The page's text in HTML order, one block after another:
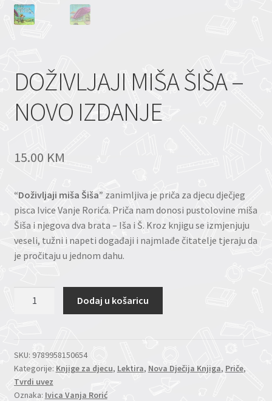
DOŽIVLJAJI MIŠA ŠIŠA –
NOVO IZDANJE
15.00 KM
“Doživljaji miša Šiša” zanimljiva je priča za djecu dječjeg
pisca Ivice Vanje Rorića. Priča nam donosi pustolovine miša
Šiša i njegova dva brata – Iša i Š. Kroz knjigu se izmjenjuju
veseli, tužni i napeti događaji i najmlađe čitatelje tjeraju da
je pročitaju u jednom dahu.
NOVO
IZDANJE
količina
Dodaj u košaricu
SKU: 9789958150654
Kategorije: Knjige za djecu, Lektira, Nova Dječija Knjiga, Priče,
Tvrdi uvez
Oznaka: Ivica Vanja Rorić